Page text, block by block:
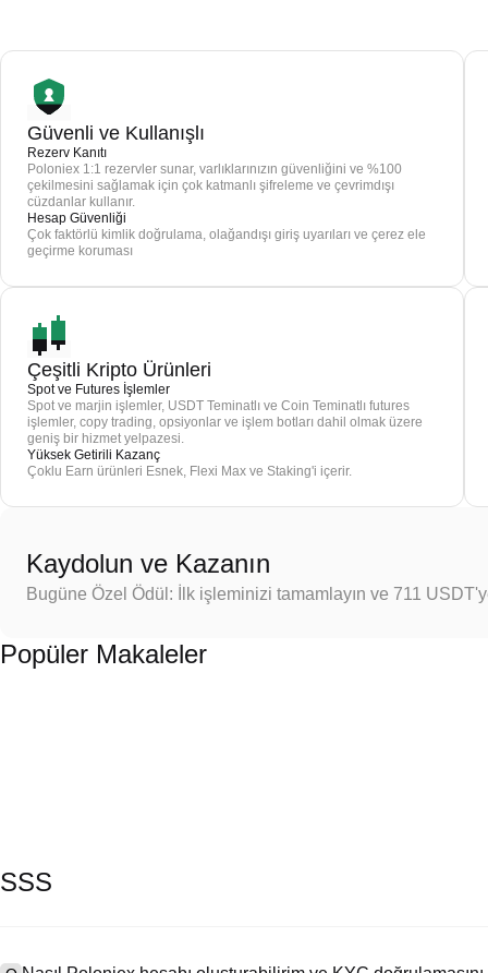
Güvenli ve Kullanışlı
Rezerv Kanıtı
Poloniex 1:1 rezervler sunar, varlıklarınızın güvenliğini ve %100
çekilmesini sağlamak için çok katmanlı şifreleme ve çevrimdışı
cüzdanlar kullanır.
Hesap Güvenliği
Çok faktörlü kimlik doğrulama, olağandışı giriş uyarıları ve çerez ele
geçirme koruması
Çeşitli Kripto Ürünleri
Spot ve Futures İşlemler
Spot ve marjin işlemler, USDT Teminatlı ve Coin Teminatlı futures
işlemler, copy trading, opsiyonlar ve işlem botları dahil olmak üzere
geniş bir hizmet yelpazesi.
Yüksek Getirili Kazanç
Çoklu Earn ürünleri Esnek, Flexi Max ve Staking'i içerir.
Kaydolun ve Kazanın
Bugüne Özel Ödül: İlk işleminizi tamamlayın ve 711
Popüler Makaleler
SSS